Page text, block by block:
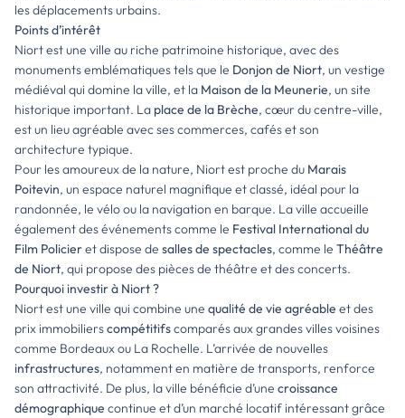
les déplacements urbains.
Points d’intérêt
Niort est une ville au riche patrimoine historique, avec des
monuments emblématiques tels que le Donjon de Niort, un vestige
médiéval qui domine la ville, et la Maison de la Meunerie, un site
historique important. La place de la Brèche, cœur du centre-ville,
est un lieu agréable avec ses commerces, cafés et son
architecture typique.
Pour les amoureux de la nature, Niort est proche du Marais
Poitevin, un espace naturel magnifique et classé, idéal pour la
randonnée, le vélo ou la navigation en barque. La ville accueille
également des événements comme le Festival International du
Film Policieret dispose de salles de spectacles, comme le Théâtre
de Niort, qui propose des pièces de théâtre et des concerts.
Pourquoi investir à Niort ?
Niort est une ville qui combine une qualité de vie agréable et des
prix immobilierscompétitifscomparés aux grandes villes voisines
comme Bordeaux ou La Rochelle. L’arrivée de nouvelles
infrastructures, notamment en matière de transports, renforce
son attractivité. De plus, la ville bénéficie d’une croissance
démographique continue et d’un marché locatif intéressant grâce